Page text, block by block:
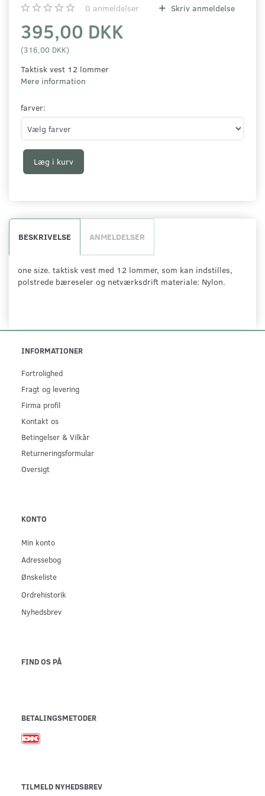
0 anmeldelser Skriv anmeldelse
395,00 DKK
(316,00 DKK)
Taktisk vest 12 lommer
Mere information
farver:
Læg i kurv
BESKRIVELSE ANMELDELSER
one size. taktisk vest med 12 lommer, som kan indstilles,
polstrede bæreseler og netværksdrift materiale: Nylon.
INFORMATIONER
Fortrolighed
Fragt og levering
Firma profil
Kontakt os
Betingelser & Vilkår
Returneringsformular
Oversigt
KONTO
Min konto
Adressebog
Ønskeliste
Ordrehistorik
Nyhedsbrev
FIND OS PÅ
BETALINGSMETODER
TILMELD NYHEDSBREV